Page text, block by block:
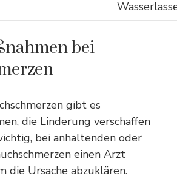
bei
gibt es
die Linderung verschaffen
bei anhaltenden oder
einen Arzt
die Ursache abzuklären.